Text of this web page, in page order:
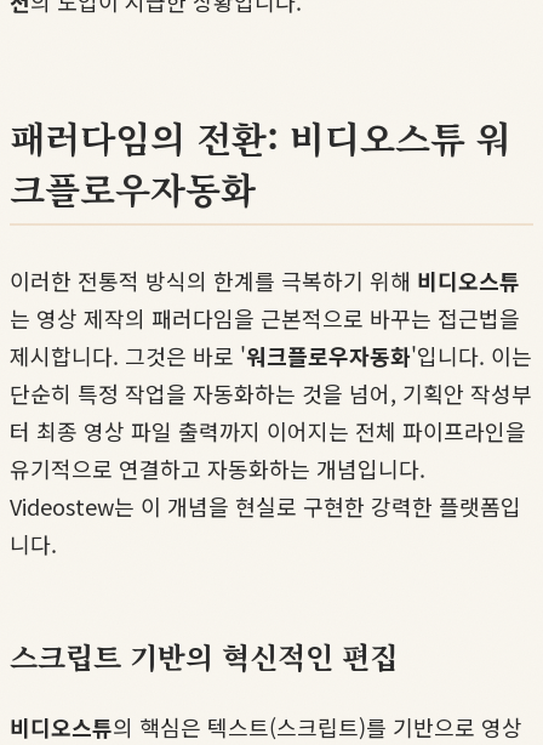
패러다임의 전환: 비디오스튜 워
크플로우자동화
이러한 전통적 방식의 한계를 극복하기 위해 비디오스튜
는 영상 제작의 패러다임을 근본적으로 바꾸는 접근법을
제시합니다. 그것은 바로 '워크플로우자동화'입니다. 이는
단순히 특정 작업을 자동화하는 것을 넘어, 기획안 작성부
터 최종 영상 파일 출력까지 이어지는 전체 파이프라인을
유기적으로 연결하고 자동화하는 개념입니다.
Videostew는 이 개념을 현실로 구현한 강력한 플랫폼입
니다.
스크립트 기반의 혁신적인 편집
비디오스튜의 핵심은 텍스트(스크립트)를 기반으로 영상